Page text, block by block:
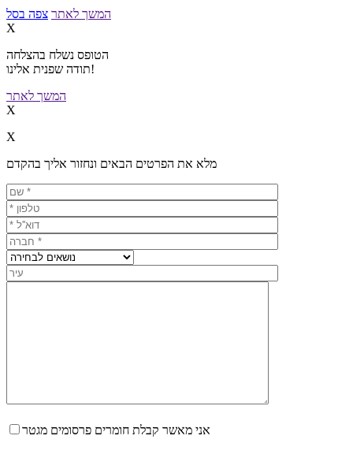
המשך לאתר צפה בסל
X
הטופס נשלח בהצלחה
תודה שפנית אלינו!
המשך לאתר
X
X
מלא את הפרטים הבאים ונחזור אליך בהקדם
אני מאשר קבלת חומרים פרסומים מגטר